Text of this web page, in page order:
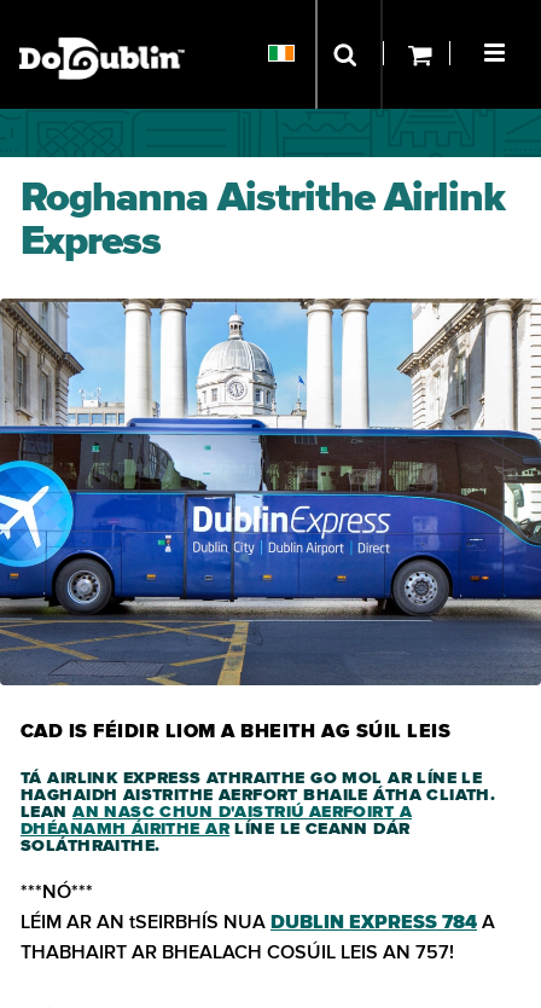
Roghanna Aistrithe Airlink
Express
CAD IS FÉIDIR LIOM A BHEITH AG SÚIL LEIS
TÁ AIRLINK EXPRESS ATHRAITHE GO MOL AR LÍNE LE
HAGHAIDH AISTRITHE AERFORT BHAILE ÁTHA CLIATH.
LEANAN NASC CHUN D'AISTRIÚ AERFOIRT A
DHÉANAMH ÁIRITHE ARLÍNE LE CEANN DÁR
SOLÁTHRAITHE.
***NÓ***
LÉIM AR AN tSEIRBHÍS NUA DUBLIN EXPRESS 784 A
THABHAIRT AR BHEALACH COSÚIL LEIS AN 757!